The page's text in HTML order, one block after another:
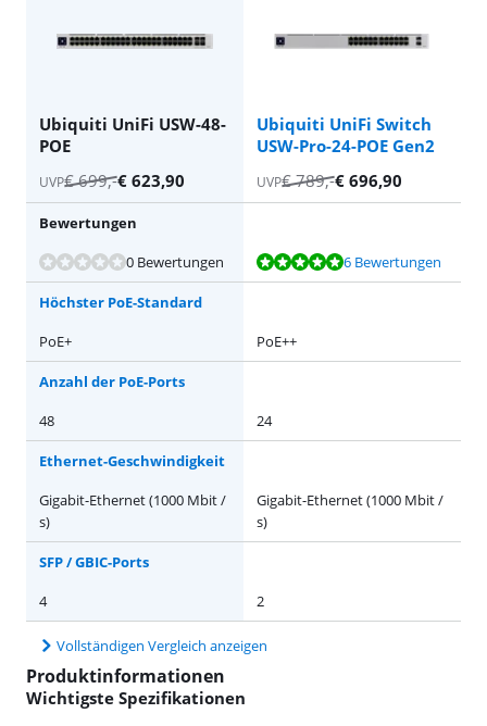
Ubiquiti UniFi USW-48-
POE
Ubiquiti UniFi Switch
USW-Pro-24-POE Gen2
UVP€699,-€ 623,90 UVP€789,-€ 696,90
Bewertungen
0 Bewertungen
Bewertet mit 9,7 von 10, basierend auf 6 Bewertungen.6 Bewertungen
Höchster PoE-Standard
PoE+
PoE++
Anzahl der PoE-Ports
48
24
Ethernet-Geschwindigkeit
Gigabit-Ethernet (1000 Mbit /
s)
Gigabit-Ethernet (1000 Mbit /
s)
SFP / GBIC-Ports
4
2
Vollständigen Vergleich anzeigen
Produktinformationen
Wichtigste Spezifikationen